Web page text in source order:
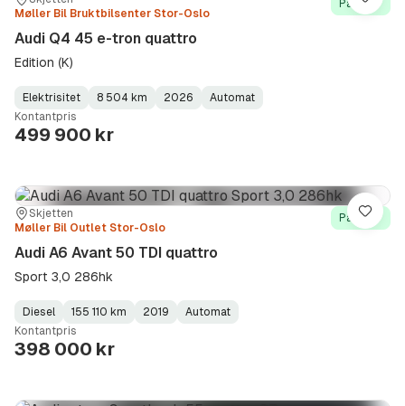
Møller Bil Bruktbilsenter Stor-Oslo
På lager
Audi Q4 45 e-tron quattro
Edition (K)
Fuel
Type:
Elektrisitet
Kilometerstand:
8 504 km
Model
Year:
2026
Gearbox
Type:
Automat
Kontantpris
499 900 kr
Sted:
Skjetten
Forhandler:
Møller Bil Outlet Stor-Oslo
På lager
Audi A6 Avant 50 TDI quattro
Sport 3,0 286hk
Fuel
Type:
Diesel
Kilometerstand:
155 110 km
Model
Year:
2019
Gearbox
Type:
Automat
Kontantpris
398 000 kr
Lagre